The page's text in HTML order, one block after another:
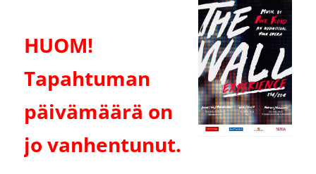
HUOM!
Tapahtuman
päivämäärä on
jo vanhentunut.